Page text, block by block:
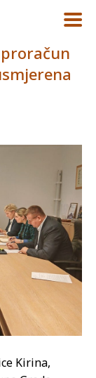
Kirina,